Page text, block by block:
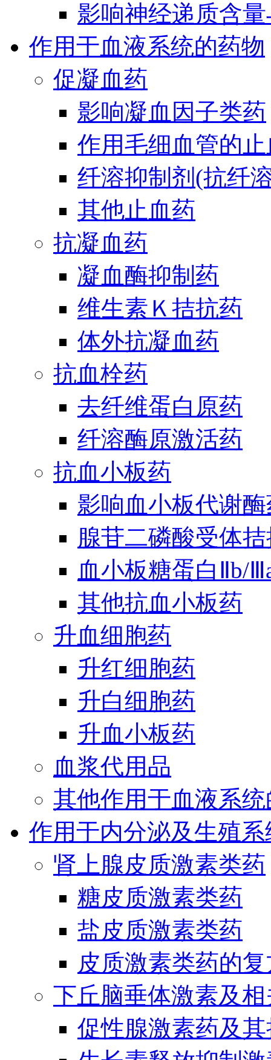
影响神经递质含
作用于血液系统的药物
促凝血药
影响凝血因子类药
作用毛细血管的
纤溶抑制剂(抗纤
其他止血药
抗凝血药
凝血酶抑制药
维生素Ｋ拮抗药
体外抗凝血药
抗血栓药
去纤维蛋白原药
纤溶酶原激活药
抗血小板药
影响血小板代谢
腺苷二磷酸受体
血小板糖蛋白Ⅱb/
其他抗血小板药
升血细胞药
升红细胞药
升白细胞药
升血小板药
血浆代用品
其他作用于血液系
作用于内分泌及生殖
肾上腺皮质激素类药
糖皮质激素类药
盐皮质激素类药
皮质激素类药的
下丘脑垂体激素及
促性腺激素药及